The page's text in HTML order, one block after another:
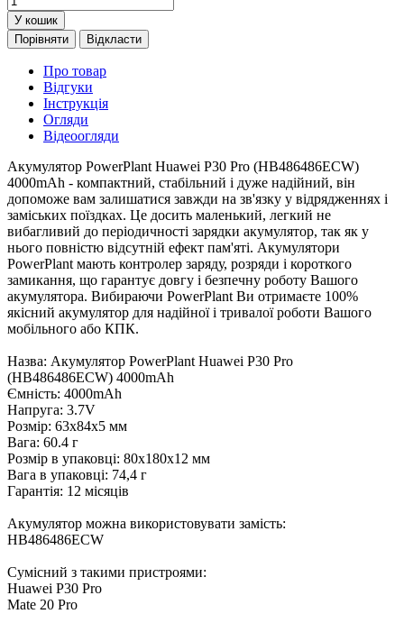
У кошик
Порівняти
Відкласти
Про товар
Відгуки
Інструкція
Огляди
Відеоогляди
Акумулятор PowerPlant Huawei P30 Pro (HB486486ECW)
4000mAh - компактний, стабільний і дуже надійний, він
допоможе вам залишатися завжди на зв'язку у відрядженнях і
заміських поїздках. Це досить маленький, легкий не
вибагливий до періодичності зарядки акумулятор, так як у
нього повністю відсутній ефект пам'яті. Акумулятори
PowerPlant мають контролер заряду, розряди і короткого
замикання, що гарантує довгу і безпечну роботу Вашого
акумулятора. Вибираючи PowerPlant Ви отримаєте 100%
якісний акумулятор для надійної і тривалої роботи Вашого
мобільного або КПК.
Назва: Акумулятор PowerPlant Huawei P30 Pro
(HB486486ECW) 4000mAh
Ємність: 4000mAh
Напруга: 3.7V
Розмір: 63x84x5 мм
Вага: 60.4 г
Розмір в упаковці: 80x180x12 мм
Вага в упаковці: 74,4 г
Гарантія: 12 місяців
Акумулятор можна використовувати замість:
HB486486ECW
Сумісний з такими пристроями:
Huawei P30 Pro
Mate 20 Pro